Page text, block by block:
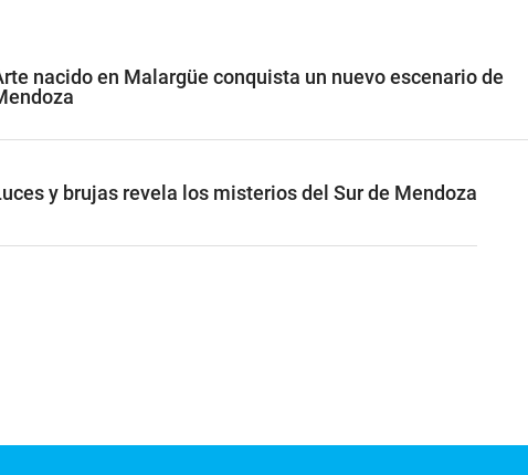
nacido en Malargüe conquista un nuevo escenario de
y brujas revela los misterios del Sur de Mendoza